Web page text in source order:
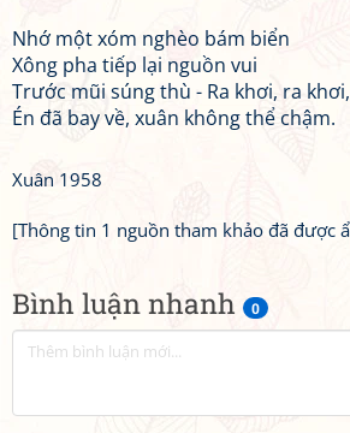
Bình luận nhanh 0
Nhớ một xóm nghèo bám biển
Xông pha tiếp lại nguồn vui
Trước mũi súng thù - Ra khơi, ra khơi,
Én đã bay về, xuân không thể chậm.
Xuân 1958
[Thông tin 1 nguồn tham khảo đã được